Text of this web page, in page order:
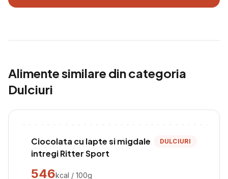
Alimente similare din categoria
Dulciuri
Ciocolata cu lapte si migdale
intregi Ritter Sport
DULCIURI
546kcal / 100g